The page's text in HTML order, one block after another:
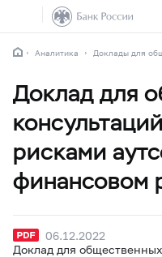
Аналитика Доклады для
Доклад для
рисками
финансовом
06.12.2022
Доклад для